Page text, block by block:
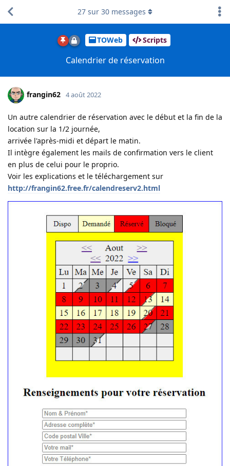
TOWeb Scripts
Calendrier de réservation
27 sur 30 messages
frangin62 4 août 2022
Un autre calendrier de réservation avec le début et la fin de la
location sur la 1/2 journée,
arrivée l'après-midi et départ le matin.
Il intègre également les mails de confirmation vers le client
en plus de celui pour le proprio.
Voir les explications et le téléchargement sur
http://frangin62.free.fr/calendreserv2.html